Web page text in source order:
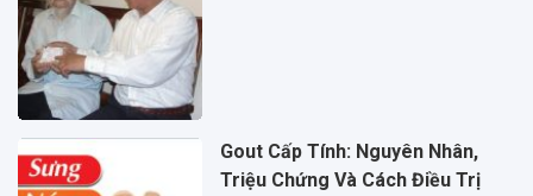
Gout Cấp Tính: Nguyên Nhân,
Triệu Chứng Và Cách Điều Trị